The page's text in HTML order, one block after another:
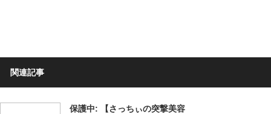
関連記事
保護中: 【さっちぃの突撃美容